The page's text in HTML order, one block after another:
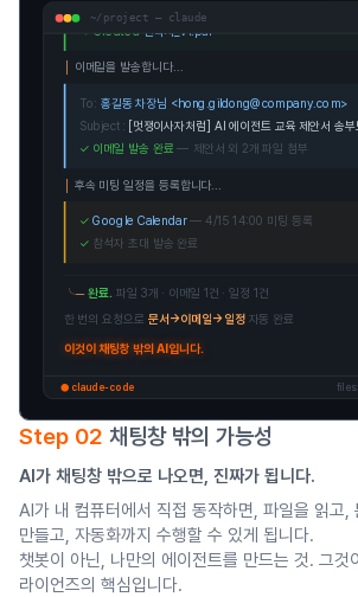
Step 02 채팅창 밖의 가능성
AI가 채팅창 밖으로 나오면, 진짜가 됩니다.
AI가 내 컴퓨터에서 직접 동작하면, 파일을 읽고,
만들고, 자동화까지 수행할 수 있게 됩니다.
챗봇이 아닌, 나만의 에이전트를 만드는 것. 그것
라이언즈의 핵심입니다.
~/project — claude
교육_일정표.xlsx
→Created 견적서_v1.pdf
이메일을 발송합니다...
To: 홍길동 차장님 <hong.gildong@company.com>
Subject:
[멋쟁이사자처럼] AI 에이전트 교육 제안서 송
✓ 이메일 발송 완료 — 제안서 외 2개 파일 첨부
후속 미팅 일정을 등록합니다...
✓ Google Calendar — 4/15 14:00 미팅 등록
✓ 참석자 초대 발송 완료
╰─ 완료. 파일 3개 · 이메일 1건 · 일정 1건
한 번의 요청으로 문서→이메일→일정 자동 완료
이것이 채팅창 밖의 AI입니다.
● claude-code